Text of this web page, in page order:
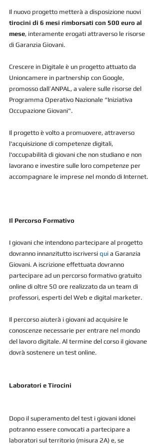
Il nuovo progetto metterà a disposizione nuovi
tirocini di 6 mesi rimborsati con 500 euro al
mese, interamente erogati attraverso le risorse
di Garanzia Giovani.
Crescere in Digitale è un progetto attuato da
Unioncamere in partnership con Google,
promosso dall’ANPAL, a valere sulle risorse del
Programma Operativo Nazionale “Iniziativa
Occupazione Giovani".
Il progetto è volto a promuovere, attraverso
l'acquisizione di competenze digitali,
l'occupabilità di giovani che non studiano e non
lavorano e investire sulle loro competenze per
accompagnare le imprese nel mondo di Internet.
Il Percorso Formativo
I giovani che intendono partecipare al progetto
dovranno innanzitutto iscriversi qui a Garanzia
Giovani. A iscrizione effettuata dovranno
partecipare ad un percorso formativo gratuito
online di oltre 50 ore realizzato da un team di
professori, esperti del Web e digital marketer.
Il percorso aiuterà i giovani ad acquisire le
conoscenze necessarie per entrare nel mondo
del lavoro digitale. Al termine del corso il giovane
dovrà sostenere un test online.
Laboratori e Tirocini
Dopo il superamento del test i giovani idonei
potranno essere convocati a partecipare a
laboratori sul territorio (misura 2A) e, se